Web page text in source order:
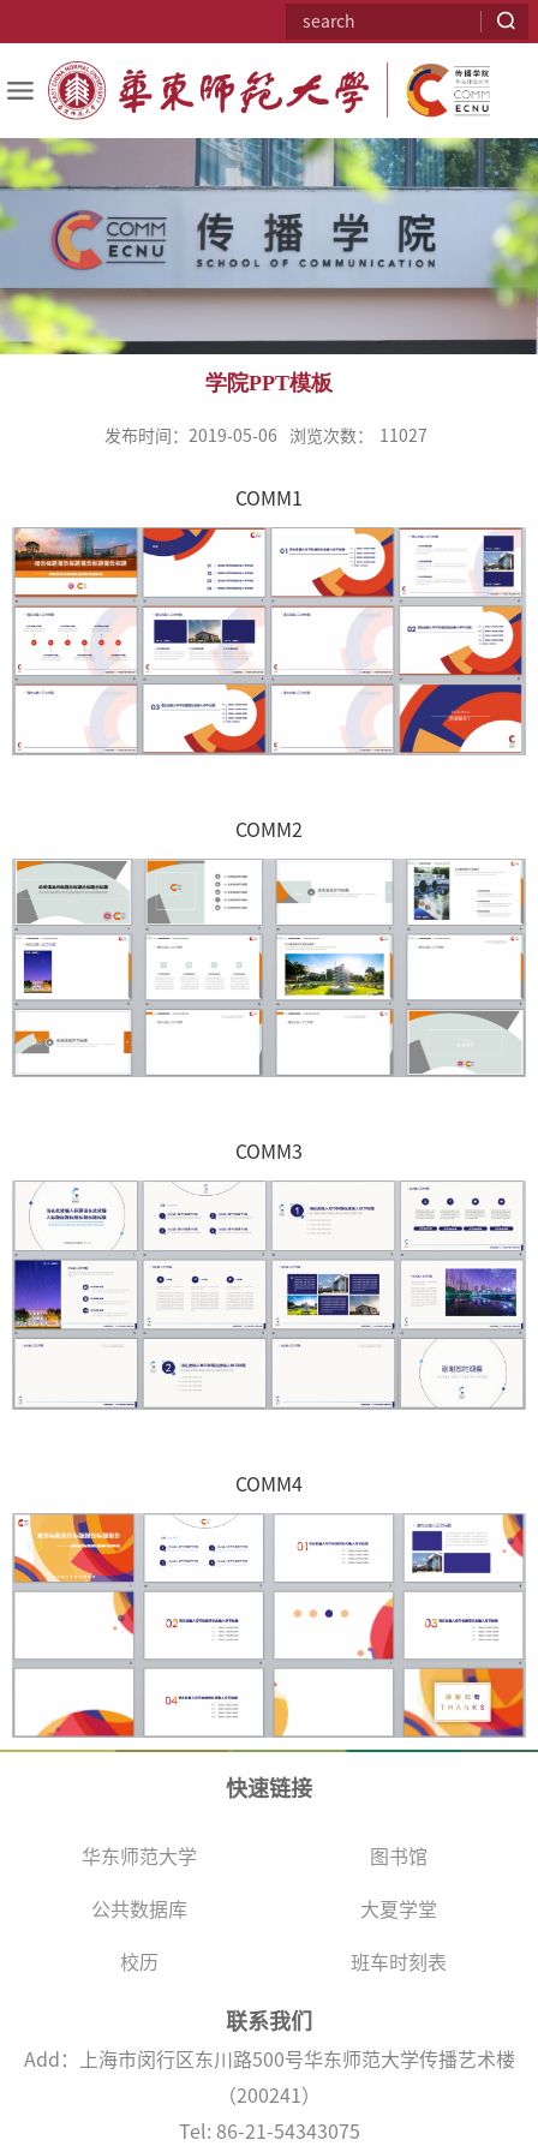
学院PPT模板
发布时间：2019-05-06 浏览次数： 11027
COMM1
COMM2
COMM3
COMM4
快速链接
华东师范大学 图书馆
公共数据库 大夏学堂
校历 班车时刻表
联系我们
Add：上海市闵行区东川路500号华东师范大学传播艺术楼
（200241）
Tel: 86-21-54343075